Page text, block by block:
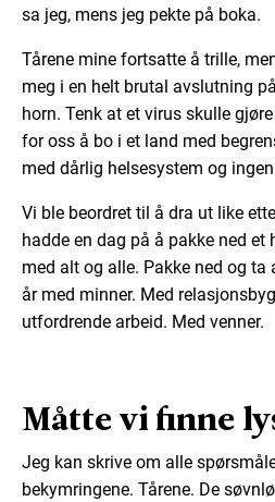
sa jeg, mens jeg pekte på boka.
Tårene mine fortsatte å trille,
meg i en helt brutal avslutning
horn. Tenk at et virus skulle
for oss å bo i et land med
med dårlig helsesystem og
Vi ble beordret til å dra ut like
hadde en dag på å pakke ned et
med alt og alle. Pakke ned og ta
år med minner. Med
utfordrende arbeid. Med venner.
Måtte vi finne
Jeg kan skrive om alle
bekymringene. Tårene. De